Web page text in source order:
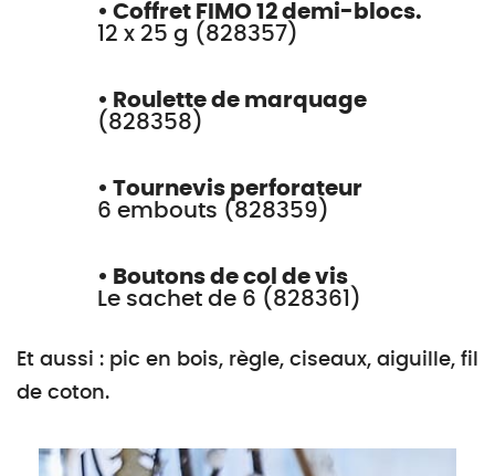
• Coffret FIMO 12 demi-blocs.
12 x 25 g (828357)
• Roulette de marquage
(828358)
• Tournevis perforateur
6 embouts (828359)
• Boutons de col de vis
Le sachet de 6 (828361)
Et aussi : pic en bois, règle, ciseaux, aiguille, fil
de coton.